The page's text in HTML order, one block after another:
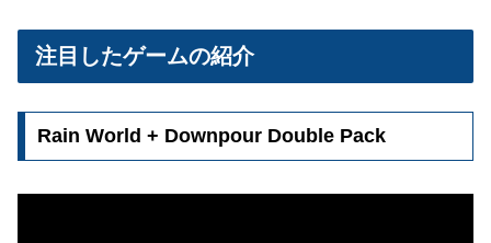
注目したゲームの紹介
Rain World + Downpour Double Pack